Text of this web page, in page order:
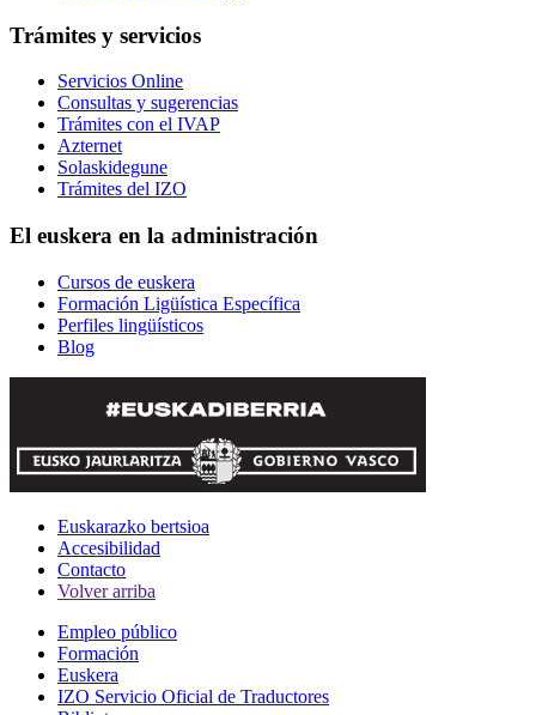
Trámites y servicios
Servicios Online
Consultas y sugerencias
Trámites con el IVAP
Azternet
Solaskidegune
Trámites del IZO
El euskera en la administración
Cursos de euskera
Formación Ligüística Específica
Perfiles lingüísticos
Blog
Euskarazko bertsioa
Accesibilidad
Contacto
Volver arriba
Empleo público
Formación
Euskera
IZO Servicio Oficial de Traductores